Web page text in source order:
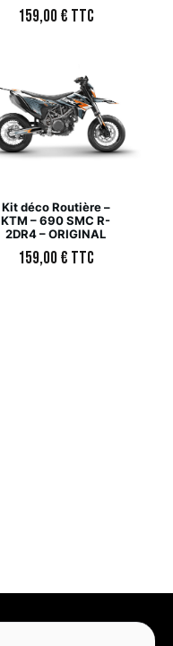
159,00€ TTC
Kit déco Routière –
KTM – 690 SMC R-
2DR4 – ORIGINAL
159,00€ TTC